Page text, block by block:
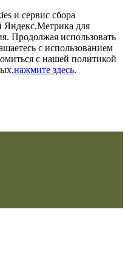
и сервис сбора
Яндекс.Метрика для
Продолжая использовать
с использованием
с нашей политикой
нажмите здесь.